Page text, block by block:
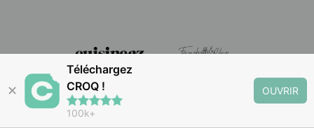
✕
Téléchargez
CROQ !
100k+
OUVRIR